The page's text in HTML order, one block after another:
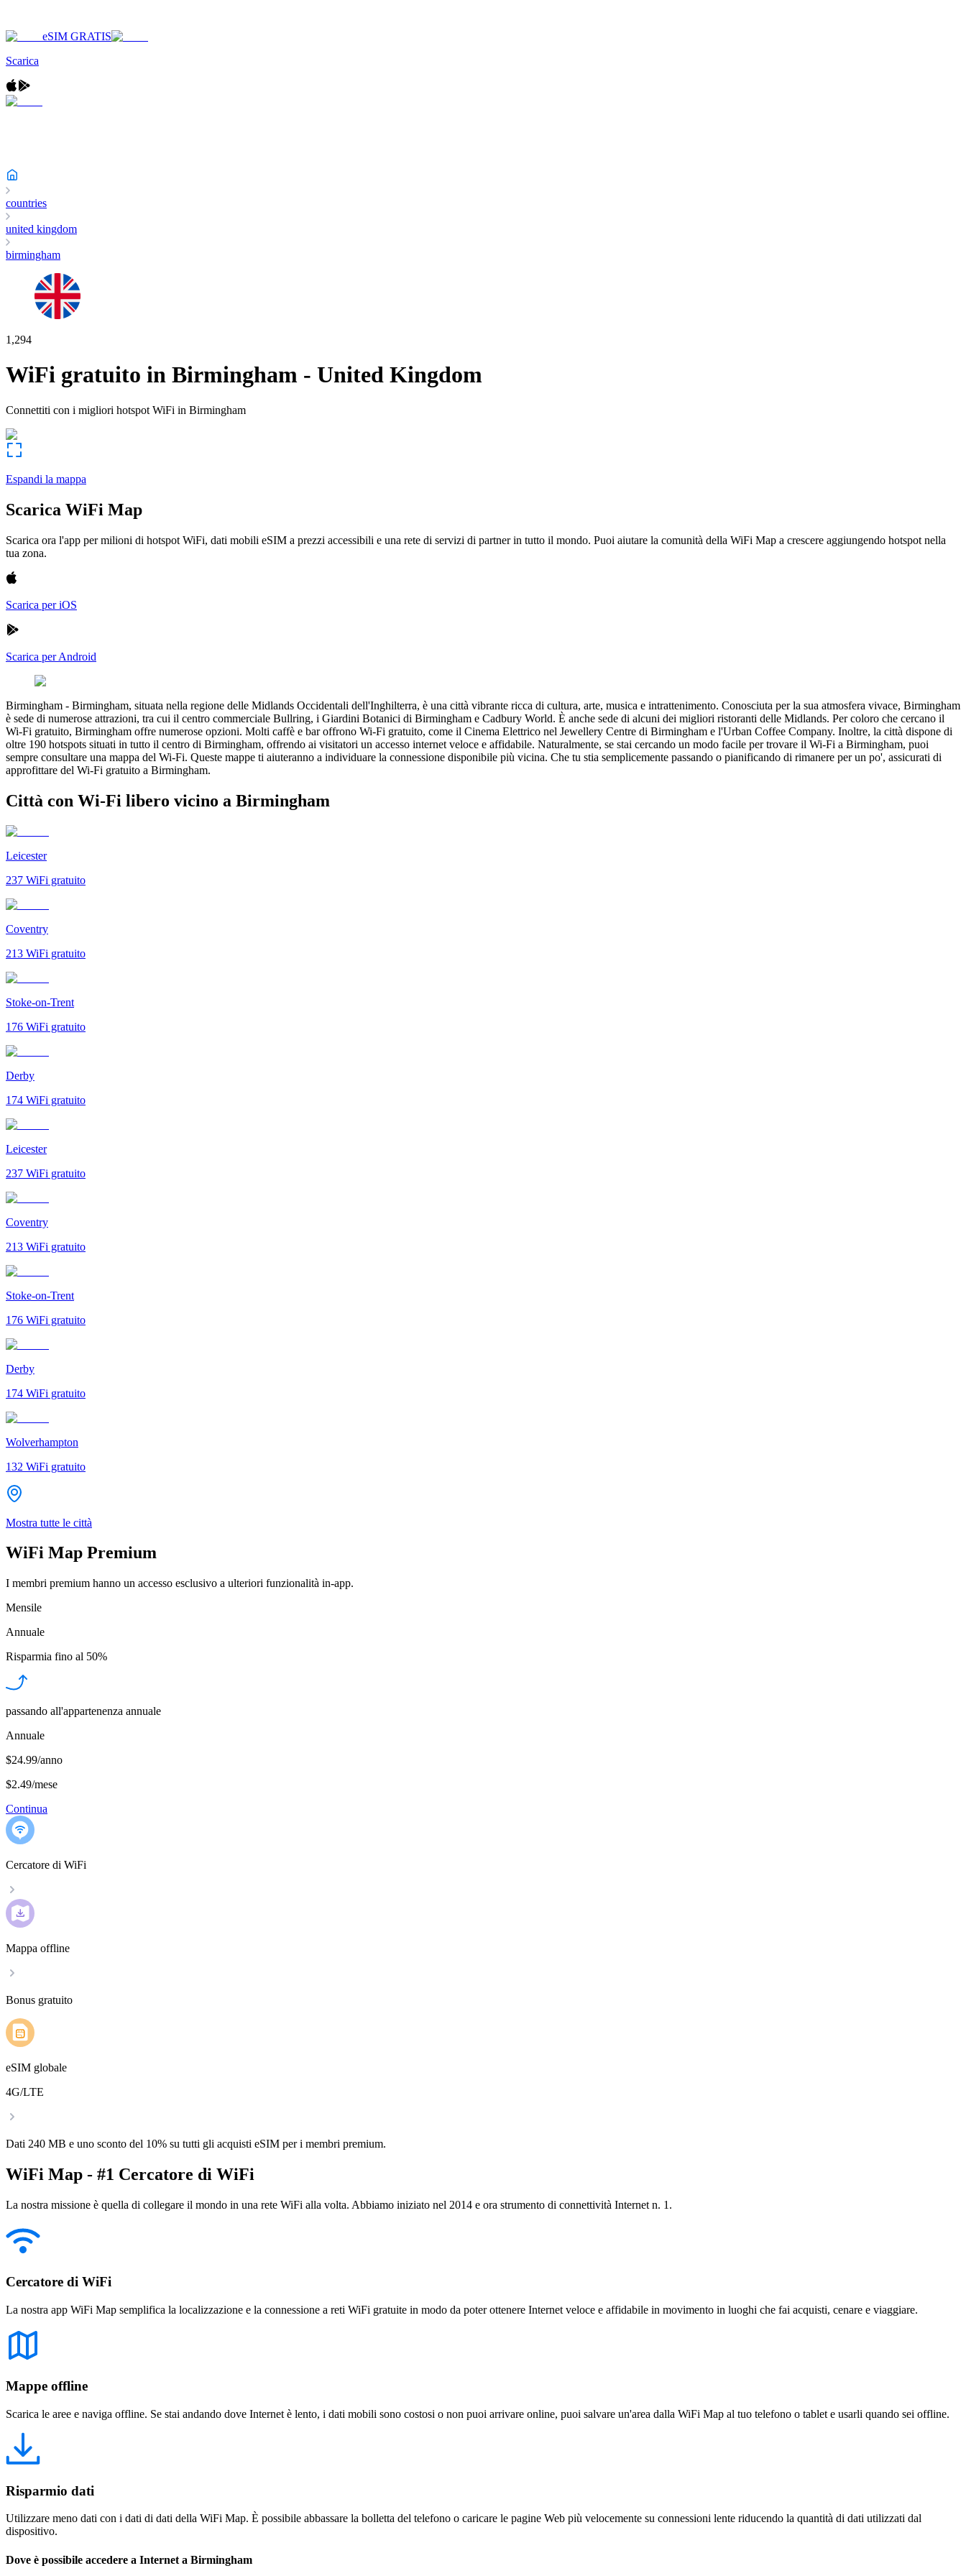
eSIM GRATIS
Scarica
countries
united kingdom
birmingham
1,294
WiFi gratuito in Birmingham - United Kingdom
Connettiti con i migliori hotspot WiFi in Birmingham
Espandi la mappa
Scarica WiFi Map
Scarica ora l'app per milioni di hotspot WiFi, dati mobili eSIM a prezzi accessibili e una rete di servizi di partner in tutto il mondo. Puoi aiutare la comunità della WiFi Map a crescere aggiungendo hotspot nella
tua zona.
Scarica per iOS
Scarica per Android
Birmingham - Birmingham, situata nella regione delle Midlands Occidentali dell'Inghilterra, è una città vibrante ricca di cultura, arte, musica e intrattenimento. Conosciuta per la sua atmosfera vivace, Birmingham
è sede di numerose attrazioni, tra cui il centro commerciale Bullring, i Giardini Botanici di Birmingham e Cadbury World. È anche sede di alcuni dei migliori ristoranti delle Midlands. Per coloro che cercano il
Wi-Fi gratuito, Birmingham offre numerose opzioni. Molti caffè e bar offrono Wi-Fi gratuito, come il Cinema Elettrico nel Jewellery Centre di Birmingham e l'Urban Coffee Company. Inoltre, la città dispone di
oltre 190 hotspots situati in tutto il centro di Birmingham, offrendo ai visitatori un accesso internet veloce e affidabile. Naturalmente, se stai cercando un modo facile per trovare il Wi-Fi a Birmingham, puoi
sempre consultare una mappa del Wi-Fi. Queste mappe ti aiuteranno a individuare la connessione disponibile più vicina. Che tu stia semplicemente passando o pianificando di rimanere per un po', assicurati di
approfittare del Wi-Fi gratuito a Birmingham.
Città con Wi-Fi libero vicino a Birmingham
Leicester
237 WiFi gratuito
Coventry
213 WiFi gratuito
Stoke-on-Trent
176 WiFi gratuito
Derby
174 WiFi gratuito
Leicester
237 WiFi gratuito
Coventry
213 WiFi gratuito
Stoke-on-Trent
176 WiFi gratuito
Derby
174 WiFi gratuito
Wolverhampton
132 WiFi gratuito
Mostra tutte le città
WiFi Map Premium
I membri premium hanno un accesso esclusivo a ulteriori funzionalità in-app.
Mensile
Annuale
Risparmia fino al 50%
passando all'appartenenza annuale
Annuale
$24.99/anno
$2.49/mese
Continua
Cercatore di WiFi
Mappa offline
Bonus gratuito
eSIM globale
4G/LTE
Dati 240 MB e uno sconto del 10% su tutti gli acquisti eSIM per i membri premium.
WiFi Map - #1 Cercatore di WiFi
La nostra missione è quella di collegare il mondo in una rete WiFi alla volta. Abbiamo iniziato nel 2014 e ora strumento di connettività Internet n. 1.
Cercatore di WiFi
La nostra app WiFi Map semplifica la localizzazione e la connessione a reti WiFi gratuite in modo da poter ottenere Internet veloce e affidabile in movimento in luoghi che fai acquisti, cenare e viaggiare.
Mappe offline
Scarica le aree e naviga offline. Se stai andando dove Internet è lento, i dati mobili sono costosi o non puoi arrivare online, puoi salvare un'area dalla WiFi Map al tuo telefono o tablet e usarli quando sei offline.
Risparmio dati
Utilizzare meno dati con i dati di dati della WiFi Map. È possibile abbassare la bolletta del telefono o caricare le pagine Web più velocemente su connessioni lente riducendo la quantità di dati utilizzati dal
dispositivo.
Dove è possibile accedere a Internet a Birmingham